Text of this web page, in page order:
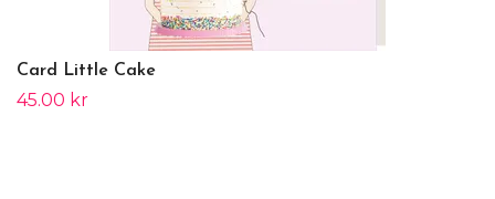
Card Little Cake
45.00 kr